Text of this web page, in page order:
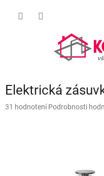
Elektrická
Priemerné
31 hodnotení Podrobnosti